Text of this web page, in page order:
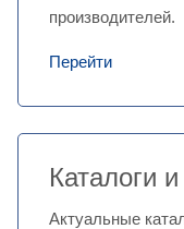
производителей.
Перейти
Каталоги
Актуальные